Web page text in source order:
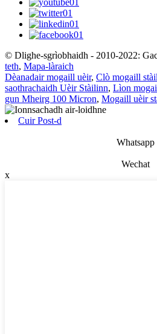
© Dlighe-sgrìobhaidh - 2010-2022:
teth, Mapa-làraich
Dèanadair mogaill uèir, Clò mogaill
saothrachaidh Uèir Stàilinn, Lìon
gun Mheirg 100 Micron, Mogaill uèir
Cuir Post-d
Whatsapp
Wechat
x